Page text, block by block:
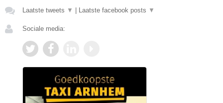
Laatste tweets ▼ Laatste facebook posts ▼
Sociale media: